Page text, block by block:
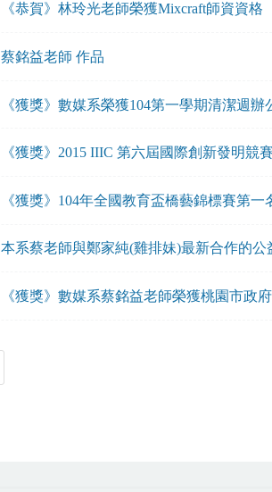
《恭賀》林玲光老師榮獲Mixcraft師資資格
蔡銘益老師 作品
《獲獎》數媒系榮獲104第一學期清潔週辦
《獲獎》2015 IIIC 第六屆國際創新發明競賽
《獲獎》104年全國教育盃橋藝錦標賽第一
本系蔡老師與鄭家純(雞排妹)最新合作的
《獲獎》數媒系蔡銘益老師榮獲桃園市政